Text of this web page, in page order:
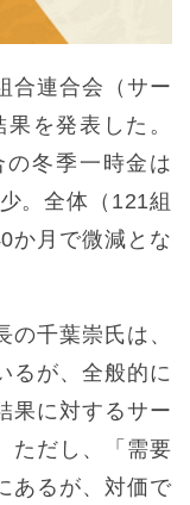
合連合会（サー
を発表した。
冬季一時金は
。全体（121組
か月で微減とな
千葉崇氏は、
るが、全般的に
果に対するサー
ただし、「需要
あるが、対価で